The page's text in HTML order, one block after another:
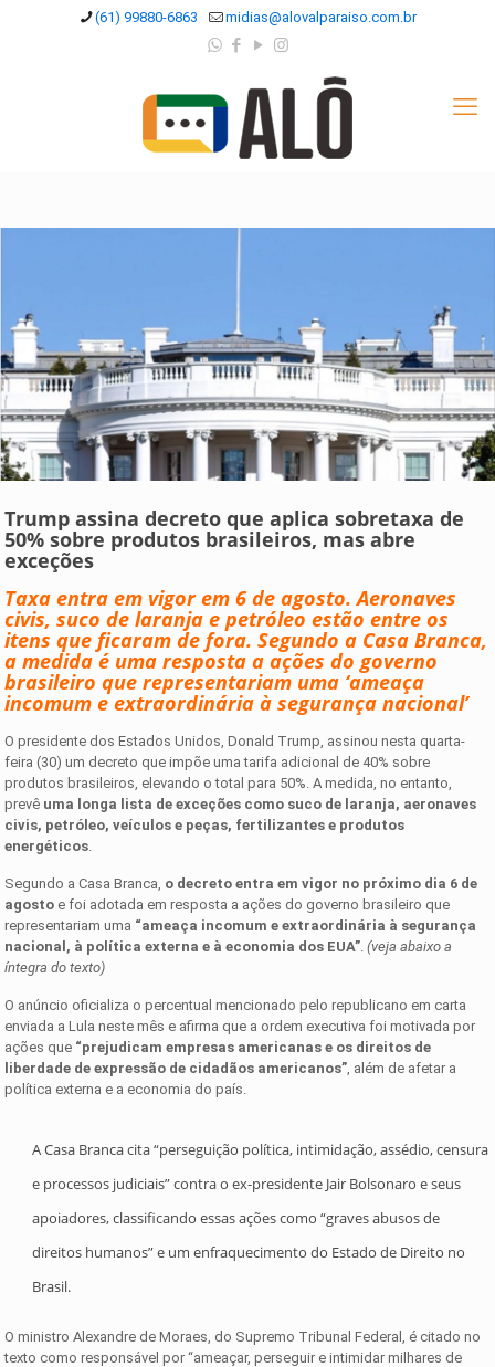
(61) 99880-6863 midias@alovalparaiso.com.br
Trump assina decreto que aplica sobretaxa de
50% sobre produtos brasileiros, mas abre
exceções
Taxa entra em vigor em 6 de agosto. Aeronaves
civis, suco de laranja e petróleo estão entre os
itens que ficaram de fora. Segundo a Casa Branca,
a medida é uma resposta a ações do governo
brasileiro que representariam uma ‘ameaça
incomum e extraordinária à segurança nacional’
O presidente dos Estados Unidos, Donald Trump, assinou nesta quarta-
feira (30) um decreto que impõe uma tarifa adicional de 40% sobre
produtos brasileiros, elevando o total para 50%. A medida, no entanto,
prevê uma longa lista de exceções como suco de laranja, aeronaves
civis, petróleo, veículos e peças, fertilizantes e produtos
energéticos
Segundo a Casa Branca, o decreto entra em vigor no próximo dia 6 de
agosto e foi adotada em resposta a ações do governo brasileiro que
representariam uma “ameaça incomum e extraordinária à segurança
nacional, à política externa e à economia dos EUA” .(veja abaixo a
íntegra do texto)
O anúncio oficializa o percentual mencionado pelo republicano em carta
enviada a Lula neste mês e afirma que a ordem executiva foi motivada por
ações que “prejudicam empresas americanas e os direitos de
liberdade de expressão de cidadãos americanos” , além de afetar a
política externa e a economia do país.
A Casa Branca cita “perseguição política, intimidação, assédio, censura
e processos judiciais” contra o ex-presidente Jair Bolsonaro e seus
apoiadores, classificando essas ações como “graves abusos de
direitos humanos” e um enfraquecimento do Estado de Direito no
Brasil.
O ministro Alexandre de Moraes, do Supremo Tribunal Federal, é citado no
texto como responsável por “ameaçar, perseguir e intimidar milhares de